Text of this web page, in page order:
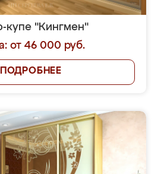
купе "Кингмен"
от 46 000 руб.
ПОДРОБНЕЕ